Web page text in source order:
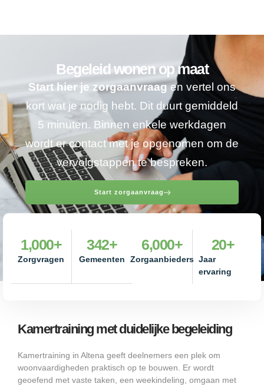
Begeleid wonen op maat
Start hier je zorgaanvraagen vertel ons
kort wat je nodig hebt. Dit duurt gemiddeld
5 minuten. Binnen enkele werkdagen
wordt er contact met je opgenomen om de
vervolgstappen te bespreken.
Start zorgaanvraag
Zorgvragen
1,000+
Gemeenten
342+
Zorgaanbieders
6,000+
Jaar
ervaring
20+
Kamertraining met duidelijke begeleiding
Kamertraining in Altena geeft deelnemers een plek om
woonvaardigheden praktisch op te bouwen. Er wordt
geoefend met vaste taken, een weekindeling, omgaan met